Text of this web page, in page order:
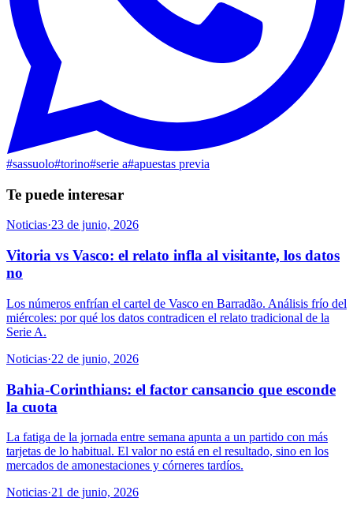
#sassuolo#torino#serie a#apuestas previa
Te puede interesar
Noticias·23 de junio, 2026
Vitoria vs Vasco: el relato infla al visitante, los datos
no
Los números enfrían el cartel de Vasco en Barradão. Análisis frío del
miércoles: por qué los datos contradicen el relato tradicional de la
Serie A.
Noticias·22 de junio, 2026
Bahia-Corinthians: el factor cansancio que esconde
la cuota
La fatiga de la jornada entre semana apunta a un partido con más
tarjetas de lo habitual. El valor no está en el resultado, sino en los
mercados de amonestaciones y córneres tardíos.
Noticias·21 de junio, 2026